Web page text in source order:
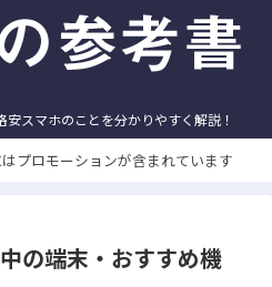
安スマホのことを分かりやすく解説！
プロモーションが含まれています
の端末・おすすめ機